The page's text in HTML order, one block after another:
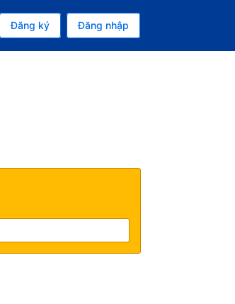
bạn là Đô la Mỹ
tại của bạn là Tiếng Việt
Đăng ký Đăng nhập